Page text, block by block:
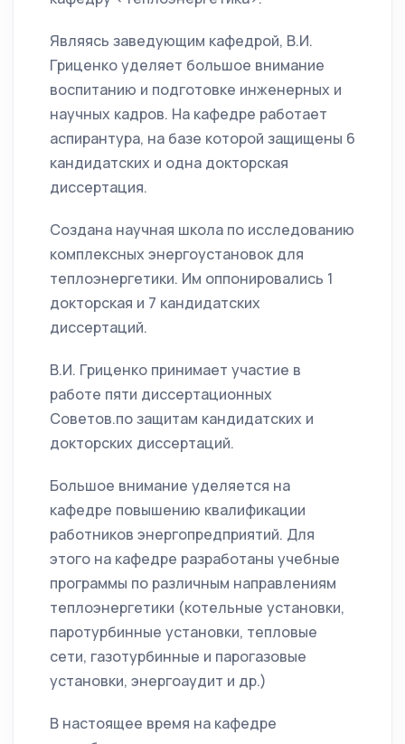
Являясь заведующим кафедрой, В.И.
Гриценко уделяет большое внимание
воспитанию и подготовке инженерных и
научных кадров. На кафедре работает
аспирантура, на базе которой защищены 6
кандидатских и одна докторская
диссертация.
Создана научная школа по исследованию
комплексных энергоустановок для
теплоэнергетики. Им оппонировались 1
докторская и 7 кандидатских
диссертаций.
В.И. Гриценко принимает участие в
работе пяти диссертационных
Советов.по защитам кандидатских и
докторских диссертаций.
Большое внимание уделяется на
кафедре повышению квалификации
работников энергопредприятий. Для
этого на кафедре разработаны учебные
программы по различным направлениям
теплоэнергетики (котельные установки,
паротурбинные установки, тепловые
сети, газотурбинные и парогазовые
установки, энергоаудит и др.)
В настоящее время на кафедре